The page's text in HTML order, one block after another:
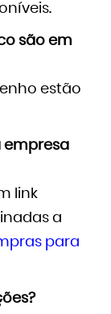
são em
estão
empresa
link
a
para